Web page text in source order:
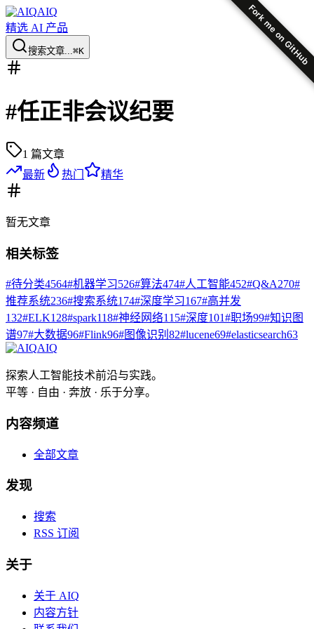
Fork me on GitHub
AIQ
精选 AI 产品
搜索文章...⌘K
#任正非会议纪要
1 篇文章
最新
热门 精华
暂无文章
相关标签
#待分类4564#机器学习526#算法474#人工智能452#Q&A270#
推荐系统236#搜索系统174#深度学习167#高并发
132#ELK128#spark118#神经网络115#深度101#职场99#知识图
谱97#大数据96#Flink96#图像识别 82#lucene69#elasticsearch63
AIQ
探索人工智能技术前沿与实践。
平等 · 自由 · 奔放 · 乐于分享。
内容频道
全部文章
发现
搜索
RSS 订阅
关于
关于 AIQ
内容方针